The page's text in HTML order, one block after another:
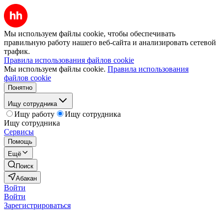
Мы используем файлы cookie, чтобы обеспечивать
правильную работу нашего веб-сайта и анализировать сетевой
трафик.
Правила использования файлов cookie
Мы используем файлы cookie. Правила использования
файлов cookie
Понятно
Ищу сотрудника
Ищу работу
Ищу сотрудника
Ищу сотрудника
Сервисы
Помощь
Ещё
Поиск
Абакан
Войти
Войти
Зарегистрироваться